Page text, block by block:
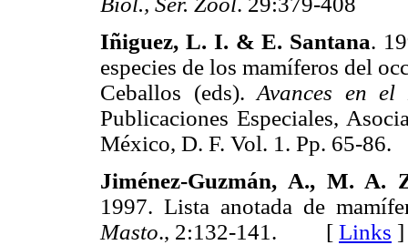
Iñiguez, L. I. & E. Santana.
especies de los mamíferos del
Ceballos (eds). Avances en
Publicaciones Especiales,
México, D. F. Vol. 1. Pp.
Jiménez-Guzmán, A., M. A.
1997. Lista anotada de
Masto., 2:132-141. [ Links ]